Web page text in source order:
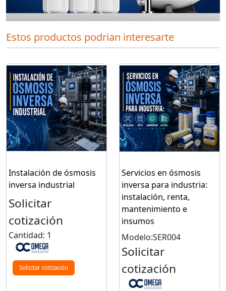
Estos productos podrian interesarte
Instalación de ósmosis
inversa industrial
Solicitar
cotización
Cantidad: 1
Solicitar cotización
Servicios en ósmosis
inversa para industria:
instalación, renta,
mantenimiento e
insumos
Modelo:SER004
Solicitar
cotización